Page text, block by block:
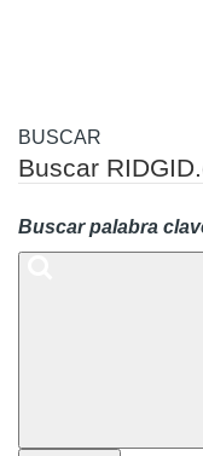
BUSCAR
Buscar
Buscar palabra